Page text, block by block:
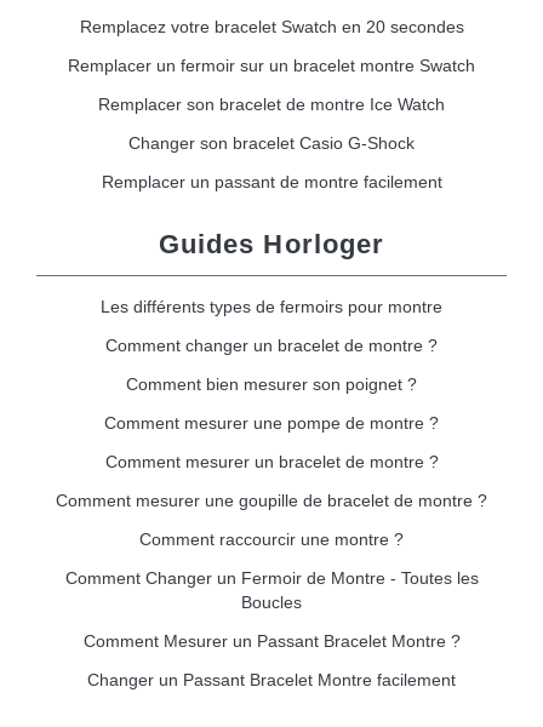
Remplacez votre bracelet Swatch en 20 secondes
Remplacer un fermoir sur un bracelet montre Swatch
Remplacer son bracelet de montre Ice Watch
Changer son bracelet Casio G-Shock
Remplacer un passant de montre facilement
Guides Horloger
Les différents types de fermoirs pour montre
Comment changer un bracelet de montre ?
Comment bien mesurer son poignet ?
Comment mesurer une pompe de montre ?
Comment mesurer un bracelet de montre ?
Comment mesurer une goupille de bracelet de montre ?
Comment raccourcir une montre ?
Comment Changer un Fermoir de Montre - Toutes les
Boucles
Comment Mesurer un Passant Bracelet Montre ?
Changer un Passant Bracelet Montre facilement